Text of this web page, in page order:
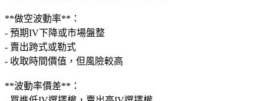
**做空波動率**：
- 預期IV下降或市場盤整
- 賣出跨式或勒式
- 收取時間價值，但風險較高
**波動率價差**：